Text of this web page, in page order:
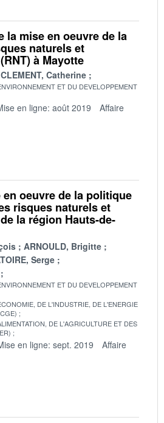
la mise en oeuvre de la
naturels et
à Mayotte
CLEMENT, Catherine
ET DU DEVELOPPEMENT
en ligne: août 2019
Affaire
oeuvre de la politique
risques naturels et
la région Hauts-de-
ARNOULD, Brigitte
Serge
ET DU DEVELOPPEMENT
DE L'INDUSTRIE, DE L'ENERGIE
DE L'AGRICULTURE ET DES
en ligne: sept. 2019
Affaire